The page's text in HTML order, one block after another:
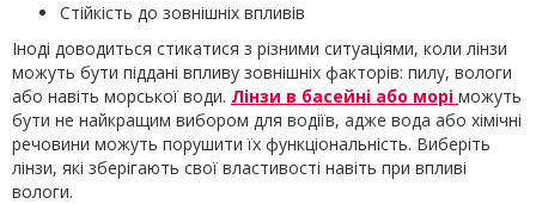
Стійкість до зовнішніх впливів
Іноді доводиться стикатися з різними ситуаціями, коли лінзи
можуть бути піддані впливу зовнішніх факторів: пилу, вологи
або навіть морської води. Лінзи в басейні або морі можуть
бути не найкращим вибором для водіїв, адже вода або хімічні
речовини можуть порушити їх функціональність. Виберіть
лінзи, які зберігають свої властивості навіть при впливі
вологи.